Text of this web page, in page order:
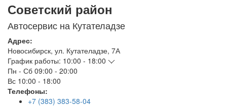
Советский район
Автосервис на Кутателадзе
Адрес:
Новосибирск, ул. Кутателадзе, 7А
График работы: 10:00 - 18:00
Пн - Сб 09:00 - 20:00
Вс 10:00 - 18:00
Телефоны:
+7 (383) 383-58-04